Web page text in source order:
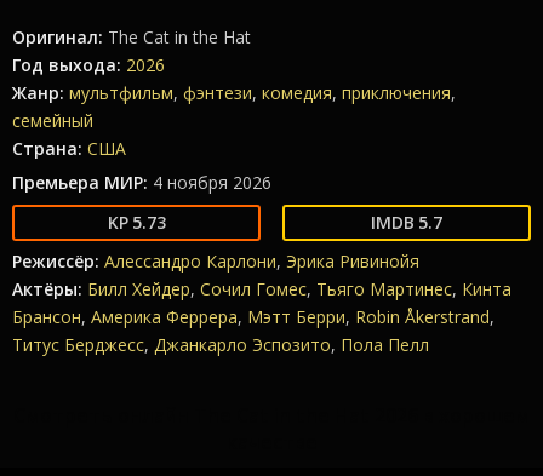
Оригинал: The Cat in the Hat
Год выхода: 2026
Жанр: мультфильм, фэнтези, комедия, приключения,
семейный
Страна: США
Премьера МИР: 4 ноября 2026
5.73
5.7
Режиссёр: Алессандро Карлони, Эрика Ривинойя
Актёры: Билл Хейдер, Сочил Гомес, Тьяго Мартинес, Кинта
Брансон, Америка Феррера, Мэтт Берри, Robin Åkerstrand,
Титус Берджесс, Джанкарло Эспозито, Пола Пелл